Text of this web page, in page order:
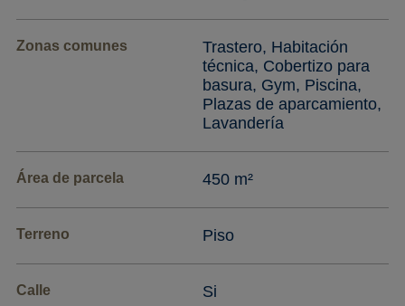
Zonas comunes
Trastero, Habitación
técnica, Cobertizo para
basura, Gym, Piscina,
Plazas de aparcamiento,
Lavandería
Área de parcela 450 m²
Terreno Piso
Calle Si